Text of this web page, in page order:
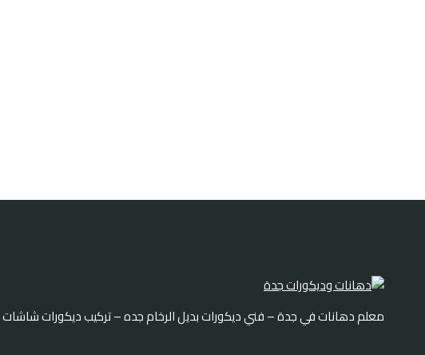
معلم دهانات في جدة – فني ديكورات بديل الرخام جده – تركيب ديكورات